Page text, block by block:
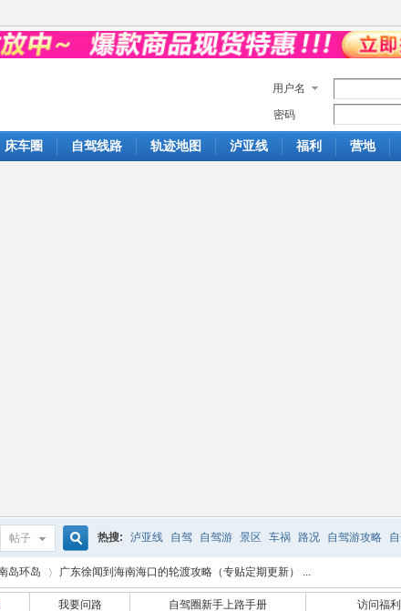
用户名
密码
床车圈 自驾线路 轨迹地图 泸亚线 福利 营地
帖子
搜
热搜: 泸亚线 自驾 自驾游 景区 车祸 路况 自驾游攻略
岛环岛 广东徐闻到海南海口的轮渡攻略（专贴定期更新） ...
我要问路 自驾圈新手上路手册 访问福利